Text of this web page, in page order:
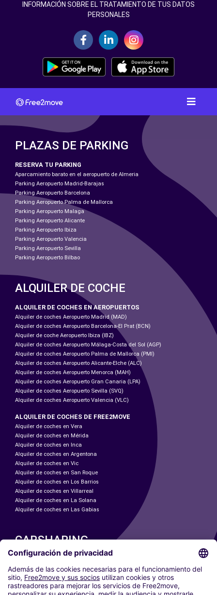
INFORMACIÓN SOBRE EL TRATAMIENTO DE TUS DATOS
PERSONALES
PLAZAS DE PARKING
RESERVA TU PARKING
Aparcamiento barato en el aeropuerto de Almeria
Parking Aeropuerto Madrid-Barajas
Parking Aeropuerto Barcelona
Parking Aeropuerto Palma de Mallorca
Parking Aeropuerto Malaga
Parking Aeropuerto Alicante
Parking Aeropuerto Ibiza
Parking Aeropuerto Valencia
Parking Aeropuerto Sevilla
Parking Aeropuerto Bilbao
ALQUILER DE COCHE
ALQUILER DE COCHES EN AEROPUERTOS
Alquiler de coches Aeropuerto Madrid (MAD)
Alquiler de coches Aeropuerto Barcelona-El Prat (BCN)
Alquiler de coche Aeropuerto Ibiza (IBZ)
Alquiler de coches Aeropuerto Málaga-Costa del Sol (AGP)
Alquiler de coches Aeropuerto Palma de Mallorca (PMI)
Alquiler de coches Aeropuerto Alicante-Elche (ALC)
Alquiler de coches Aeropuerto Menorca (MAH)
Alquiler de coches Aeropuerto Gran Canaria (LPA)
Alquiler de coches Aeropuerto Sevilla (SVQ)
Alquiler de coches Aeropuerto Valencia (VLC)
ALQUILER DE COCHES DE FREE2MOVE
Alquiler de coches en Vera
Alquiler de coches en Mérida
Alquiler de coches en Inca
Alquiler de coches en Argentona
Alquiler de coches en Vic
Alquiler de coches en San Roque
Alquiler de coches en Los Barrios
Alquiler de coches en Villarreal
Alquiler de coches en La Solana
Alquiler de coches en Las Gabias
CARSHARING
NUESTRAS CIUDADES
Paris
Madrid
Washington DC